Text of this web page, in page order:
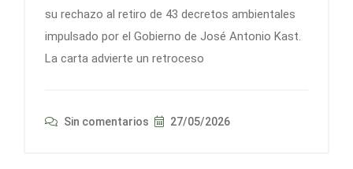
su rechazo al retiro de 43 decretos ambientales
impulsado por el Gobierno de José Antonio Kast.
La carta advierte un retroceso
Sin comentarios 27/05/2026